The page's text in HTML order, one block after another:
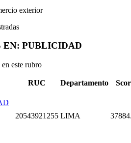
exterior
EN: PUBLICIDAD
en este rubro
RUC Departamento
20543921255 LIMA